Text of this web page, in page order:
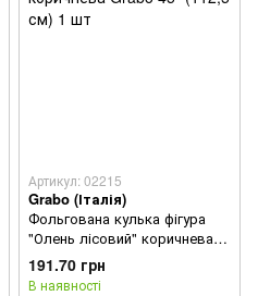
Артикул: 02215
Grabo (Італія)
Фольгована кулька фігура
"Олень лісовий" коричнева
Grabo 45" (112,5 см) 1 шт
191.70 грн
В наявності